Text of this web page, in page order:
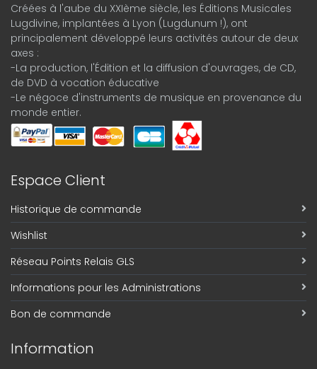
Créées à l'aube du XXIème siècle, les Éditions Musicales
Lugdivine, implantées à Lyon (Lugdunum !), ont
principalement développé leurs activités autour de deux
axes :
-La production, l'Édition et la diffusion d'ouvrages, de CD,
de DVD à vocation éducative
-Le négoce d'instruments de musique en provenance du
monde entier.
Espace Client
Historique de commande
Wishlist
Réseau Points Relais GLS
Informations pour les Administrations
Bon de commande
Information